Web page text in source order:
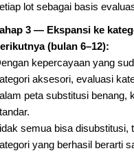
lot sebagai basis
3 — Ekspansi ke
(bulan 6–12):
kepercayaan yang
aksesori, evaluasi
peta substitusi benang,
semua bisa disubstitusi,
yang berhasil berarti